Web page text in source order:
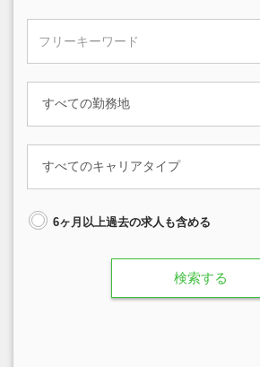
6ヶ月以上過去の求人も含める
検索する